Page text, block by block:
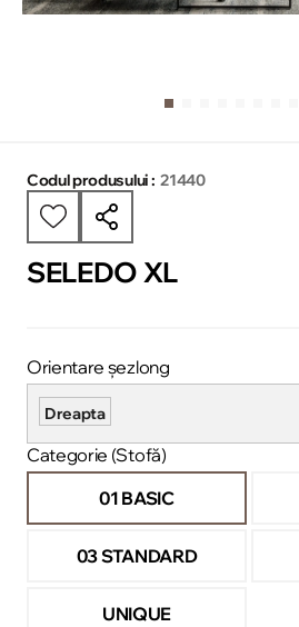
Codul produsului : 21440
SELEDO XL
Orientare șezlong
Dreapta
Categorie (Stofă)
01 BASIC
03 STANDARD
UNIQUE